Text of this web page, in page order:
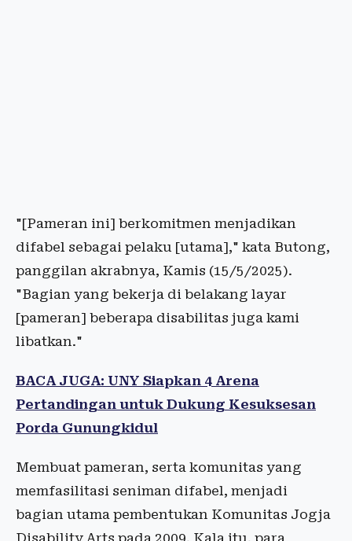
"[Pameran ini] berkomitmen menjadikan
difabel sebagai pelaku [utama]," kata Butong,
panggilan akrabnya, Kamis (15/5/2025).
"Bagian yang bekerja di belakang layar
[pameran] beberapa disabilitas juga kami
libatkan."
BACA JUGA: UNY Siapkan 4 Arena
Pertandingan untuk Dukung Kesuksesan
Porda Gunungkidul
Membuat pameran, serta komunitas yang
memfasilitasi seniman difabel, menjadi
bagian utama pembentukan Komunitas Jogja